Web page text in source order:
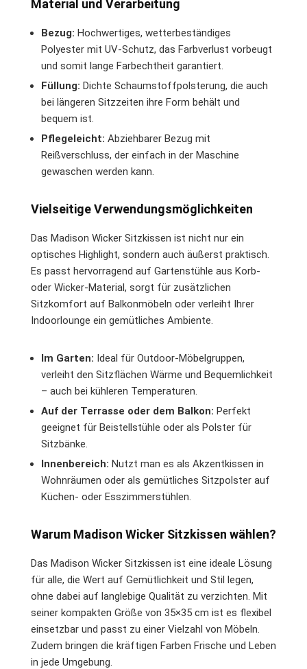
Material und Verarbeitung
Bezug: Hochwertiges, wetterbeständiges
Polyester mit UV-Schutz, das Farbverlust vorbeugt
und somit lange Farbechtheit garantiert.
Füllung: Dichte Schaumstoffpolsterung, die auch
bei längeren Sitzzeiten ihre Form behält und
bequem ist.
Pflegeleicht: Abziehbarer Bezug mit
Reißverschluss, der einfach in der Maschine
gewaschen werden kann.
Vielseitige Verwendungsmöglichkeiten
Das Madison Wicker Sitzkissen ist nicht nur ein
optisches Highlight, sondern auch äußerst praktisch.
Es passt hervorragend auf Gartenstühle aus Korb-
oder Wicker-Material, sorgt für zusätzlichen
Sitzkomfort auf Balkonmöbeln oder verleiht Ihrer
Indoorlounge ein gemütliches Ambiente.
Im Garten: Ideal für Outdoor-Möbelgruppen,
verleiht den Sitzflächen Wärme und Bequemlichkeit
– auch bei kühleren Temperaturen.
Auf der Terrasse oder dem Balkon: Perfekt
geeignet für Beistellstühle oder als Polster für
Sitzbänke.
Innenbereich: Nutzt man es als Akzentkissen in
Wohnräumen oder als gemütliches Sitzpolster auf
Küchen- oder Esszimmerstühlen.
Warum Madison Wicker Sitzkissen wählen?
Das Madison Wicker Sitzkissen ist eine ideale Lösung
für alle, die Wert auf Gemütlichkeit und Stil legen,
ohne dabei auf langlebige Qualität zu verzichten. Mit
seiner kompakten Größe von 35×35 cm ist es flexibel
einsetzbar und passt zu einer Vielzahl von Möbeln.
Zudem bringen die kräftigen Farben Frische und Leben
in jede Umgebung.